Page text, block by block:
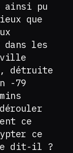
ainsi pu
que
dans les
ville
détruite
-79
ce
ce
dit-il ?